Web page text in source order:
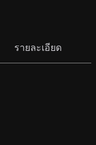
รายละเอียด